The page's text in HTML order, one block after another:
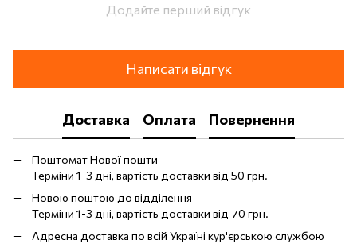
Додайте перший відгук
Написати відгук
Доставка Оплата Повернення
Поштомат Нової пошти
Терміни 1-3 дні, вартість доставки від 50 грн.
Новою поштою до відділення
Терміни 1-3 дні, вартість доставки від 70 грн.
Адресна доставка по всій Україні кур'єрською службою